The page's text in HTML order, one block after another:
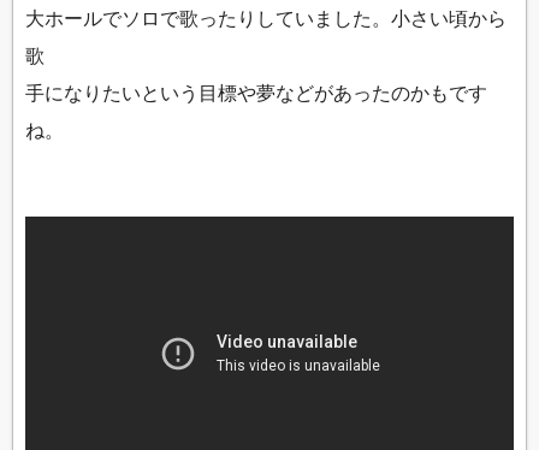
大ホールでソロで歌ったりしていました。小さい頃から
歌
手になりたいという目標や夢などがあったのかもです
ね。